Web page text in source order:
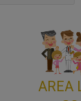
AREA